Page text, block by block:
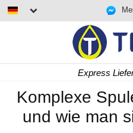
Express
Komplexe
und wie man